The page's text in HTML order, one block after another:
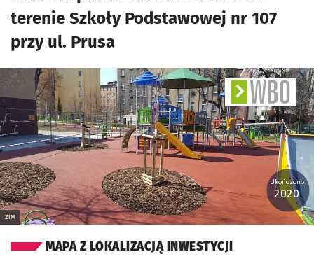
terenie Szkoły Podstawowej nr 107
przy ul. Prusa
ZIM
Ukończono:
2020
MAPA Z LOKALIZACJĄ INWESTYCJI